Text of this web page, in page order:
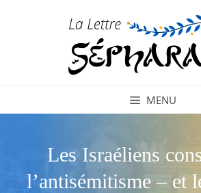
MENU
Les Israéliens
l’antisémitisme – et